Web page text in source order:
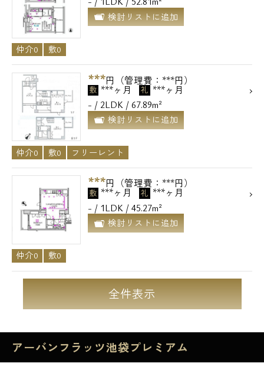
検討リストに追加
仲介0 敷0
***円（管理費：***円）
敷 ***ヶ月 礼 ***ヶ月
- / 2LDK / 67.89m²
検討リストに追加
仲介0 敷0 フリーレント
***円（管理費：***円）
敷 ***ヶ月 礼 ***ヶ月
- / 1LDK / 45.27m²
検討リストに追加
仲介0 敷0
全件表示
アーバンフラッツ池袋プレミアム